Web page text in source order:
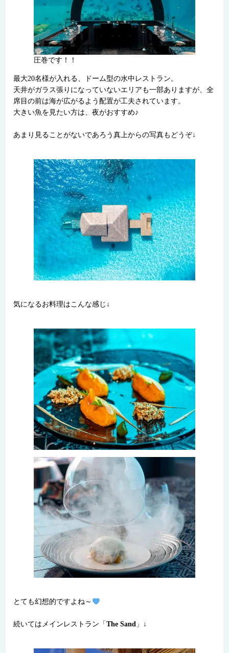
圧巻です！！
最大20名様が入れる、ドーム型の水中レストラン。
天井がガラス張りになっていないエリアも一部ありますが、全
席目の前は海が広がるよう配置が工夫されています。
大きい魚を見たい方は、夜がおすすめ♪
あまり見ることがないであろう真上からの写真もどうぞ↓
気になるお料理はこんな感じ↓
とても幻想的ですよね～
続いてはメインレストラン「The Sand 」↓